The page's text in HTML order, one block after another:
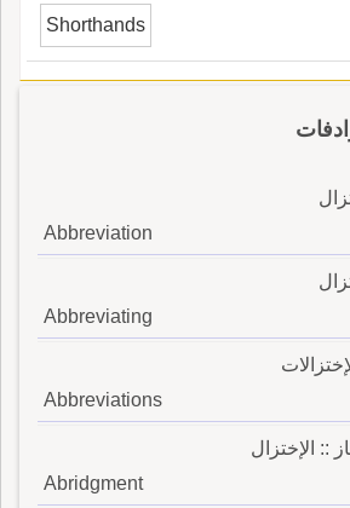
Shorthands
Abbreviation
Abbreviating
Abbreviations
:: الإختزال
Abridgment